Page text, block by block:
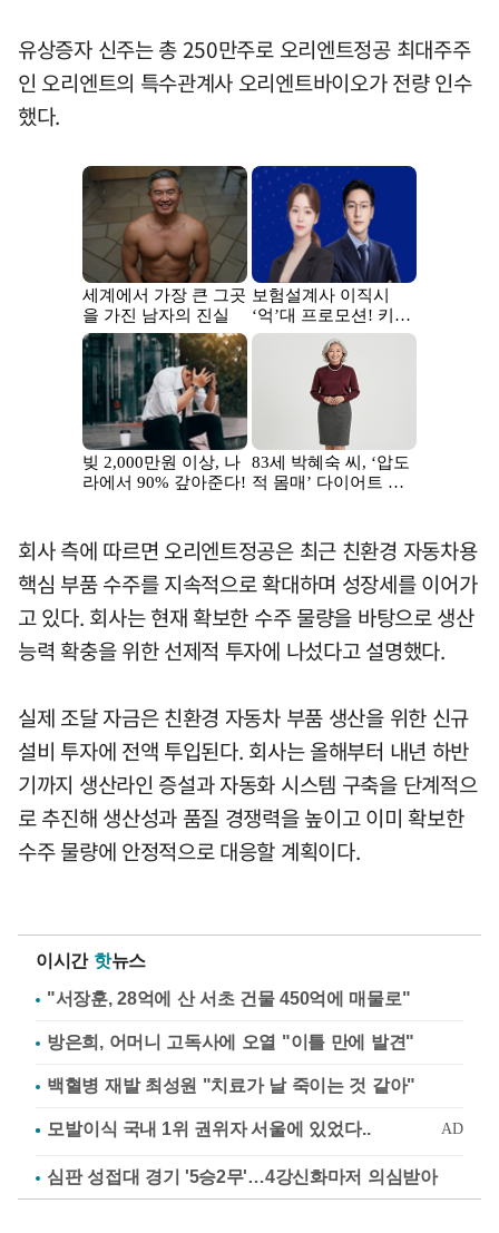
유상증자 신주는 총 250만주로 오리엔트정공 최대주주
인 오리엔트의 특수관계사 오리엔트바이오가 전량 인수
했다.
회사 측에 따르면 오리엔트정공은 최근 친환경 자동차용
핵심 부품 수주를 지속적으로 확대하며 성장세를 이어가
고 있다. 회사는 현재 확보한 수주 물량을 바탕으로 생산
능력 확충을 위한 선제적 투자에 나섰다고 설명했다.
실제 조달 자금은 친환경 자동차 부품 생산을 위한 신규
설비 투자에 전액 투입된다. 회사는 올해부터 내년 하반
기까지 생산라인 증설과 자동화 시스템 구축을 단계적으
로 추진해 생산성과 품질 경쟁력을 높이고 이미 확보한
수주 물량에 안정적으로 대응할 계획이다.
이시간 핫뉴스
"서장훈, 28억에 산 서초 건물 450억에 매물로"
방은희, 어머니 고독사에 오열 "이틀 만에 발견"
백혈병 재발 최성원 "치료가 날 죽이는 것 같아"
심판 성접대 경기 '5승2무'…4강신화마저 의심받아